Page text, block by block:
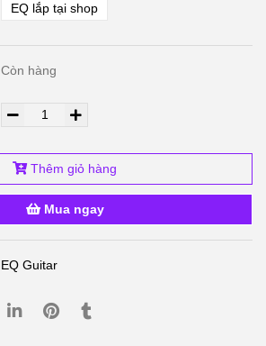
EQ lắp tại shop
Còn hàng
Thêm giỏ hàng
Mua ngay
EQ Guitar